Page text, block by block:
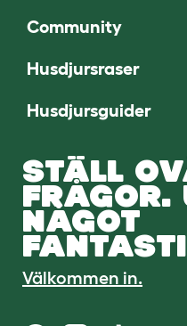
Community
Husdjursraser
Husdjursguider
STÄLL
FRÅGOR.
NÅGOT
Välkommen in.